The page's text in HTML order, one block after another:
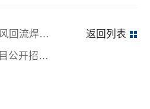
上一篇：10温区双轨热风回流焊采购项目 公开招标公告
返回列表
下一篇：机加件采购项目公开招标公告